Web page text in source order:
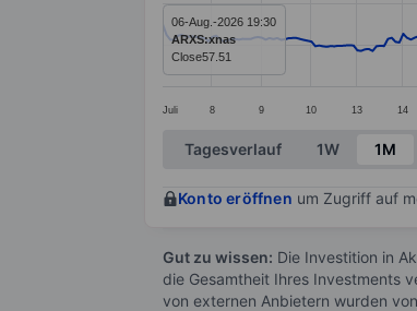
Juli 8 9 10 13 14
06-Aug.-2026 19:30
ARXS:xnas
Close57.51
End of interactive chart.
Tagesverlauf 1W 1M
Konto eröffnen um Zugriff auf
Gut zu wissen: Die Investition in
die Gesamtheit Ihres Investments
von externen Anbietern wurden